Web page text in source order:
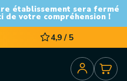
établissement sera fermé
de votre compréhension !
4,9 / 5